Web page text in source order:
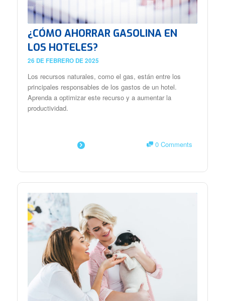
¿CÓMO AHORRAR GASOLINA EN
LOS HOTELES?
26 DE FEBRERO DE 2025
Los recursos naturales, como el gas, están entre los
principales responsables de los gastos de un hotel.
Aprenda a optimizar este recurso y a aumentar la
productividad.
0 Comments